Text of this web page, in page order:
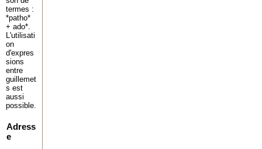
termes :
*patho*
+ ado*.
L'utilisati
on
d'expres
sions
entre
guillemet
s est
aussi
possible.
Adress
e